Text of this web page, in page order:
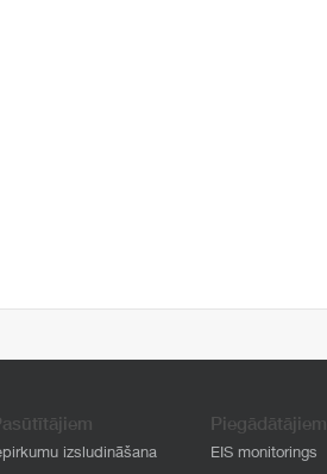
izsludināšana
Piegādātājiem
EIS monitorings